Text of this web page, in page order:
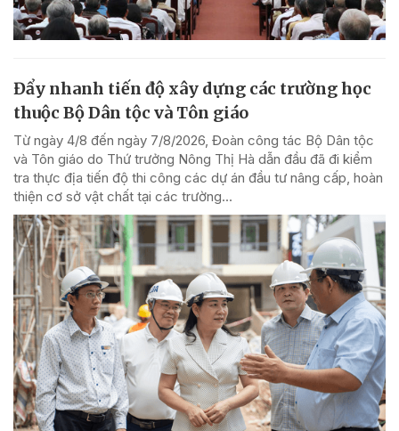
Đẩy nhanh tiến độ xây dựng các trường học
thuộc Bộ Dân tộc và Tôn giáo
Từ ngày 4/8 đến ngày 7/8/2026, Đoàn công tác Bộ Dân tộc
và Tôn giáo do Thứ trưởng Nông Thị Hà dẫn đầu đã đi kiểm
tra thực địa tiến độ thi công các dự án đầu tư nâng cấp, hoàn
thiện cơ sở vật chất tại các trường...